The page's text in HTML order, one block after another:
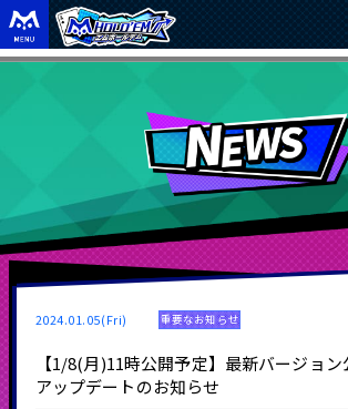
2024.01.05(Fri) 重要なお知らせ
【1/8(月)11時公開予定】最新バージョ
アップデートのお知らせ